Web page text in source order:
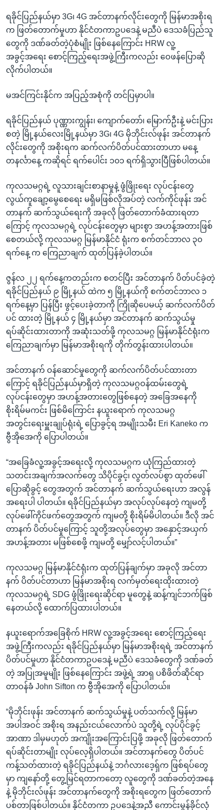
ရခိုင်ပြည်နယ်မှာ 3G၊ 4G အင်တာနက်လိုင်းတွေကို မြန်မာအစိုးရ
က ဖြတ်တောက်မှုဟာ နိုင်ငံတကာဥပဒေနဲ့ မညီပဲ ဒေသခံပြည်သူ
တွေကို ဒဏ်ခတ်တဲ့ပုံစံမျိုး ဖြစ်နေကြောင်း HRW လူ့
အခွင့်အရေး စောင့်ကြည့်ရေးအဖွဲ့ကြီးကလည်း ဝေဖန်ပြောဆို
လိုက်ပါတယ်။
မအင်ကြင်းနိုင်က အပြည့်အစုံကို တင်ပြမှာပါ။
ရခိုင်ပြည်နယ် ပုဏ္ဏားကျွန်း၊ ကျောက်တော်၊ မြောက်ဦးနဲ့ မင်းပြား
စတဲ့ မြို့နယ်လေးမြို့နယ်မှာ 3G၊ 4G မိုဘိုင်းလ်ဖုန်း အင်တာနက်
လိုင်းတွေကို အစိုးရက ဆက်လက်ပိတ်ပင်ထားတာဟာ မနေ့
တနင်္လာနေ့ ကဆိုရင် ရက်ပေါင်း ၁၀၁ ရက်ရှိသွားပြီဖြစ်ပါတယ်။
ကုလသမဂ္ဂရဲ့ လူသားချင်းစာနာမှုနဲ့ ဖွံဖြိုးရေး လုပ်ငန်းတွေ
လွယ်ကူချော့မွေစေရေး မရှိမဖြစ်လိုအပ်တဲ့ လက်ကိုင်ဖုန်း အင်
တာနက် ဆက်သွယ်ရေးကို အခုလို ဖြတ်တောက်ခံထားရတာ
ကြောင့် ကုလသမဂ္ဂရဲ့ လုပ်ငန်းတွေမှာ များစွာ အဟန့်အတားဖြစ်
စေတယ်လို့ ကုလသမဂ္ဂ မြန်မာနိုင်ငံ ရုံးက စက်တင်ဘာလ ၃၀
ရက်နေ့ က ကြေညာချက် ထုတ်ပြန်ခဲ့ပါတယ်။
ဇွန်လ ၂၂ ရက်နေ့ကတည်းက စတင်ပြီး အင်တာနက် ပိတ်ပင်ခဲ့တဲ့
ရခိုင်ပြည်နယ် ၉ မြို့နယ် ထဲက ၅ မြို့နယ်ကို စက်တင်ဘာလ ၁
ရက်နေ့မှာ ပြန်ပြီး ဖွင့်ပေးခဲ့တာကို ကြိုဆိုပေမယ့် ဆက်လက်ပိတ်
ပင် ထားတဲ့ မြို့နယ် ၄ မြို့နယ်မှာ အင်တာနက် ဆက်သွယ်မှု
ရပ်ဆိုင်းထားတာကို အဆုံးသတ်ဖို့ ကုလသမဂ္ဂ မြန်မာနိုင်ငံရုံးက
ကြေညာချက်မှာ မြန်မာအစိုးရကို တိုက်တွန်းထားပါတယ်။
အင်တာနက် ဝန်ဆောင်မှုတွေကို ဆက်လက်ပိတ်ပင်ထားတာ
ကြောင့် ရခိုင်ပြည်နယ်မှာရှိတဲ့ ကုလသမဂ္ဂဝန်ထမ်းတွေရဲ့
လုပ်ငန်းတွေမှာ အဟန့်အတားတွေဖြစ်နေတဲ့ အခြေအနေကို
စိုးရိမ်မကင်း ဖြစ်မိကြောင်း နယူးရောက် ကုလသမဂ္ဂ
အတွင်းရေးမှူးချုပ်ရုံးရဲ့ ပြောခွင့်ရ အမျိုးသမီး Eri Kaneko က
ဗွီအိုအေကို ပြောပါတယ်။
“အခြေခံလူ့အခွင့်အရေးလို့ ကုလသမဂ္ဂက ယုံကြည်ထားတဲ့
သတင်းအချက်အလက်တွေ သိပိုင်ခွင့်၊ လွတ်လပ်စွာ ထုတ်ဖေါ်
ပြောဆိုခွင့် တွေအတွက် အင်တာနက် ဆက်သွယ်ရေးဟာ အလွန်
အရေးပါ ပါတယ်။ ရခိုင်ပြည်နယ်မှာ အလုပ်လုပ်နေတဲ့ ကျမတို့
လုပ်ဖေါ်ကိုင်ဖက်တွေအတွက် ကျမတို့ စိုးရိမ်မိပါတယ်။ ဒီလို အင်
တာနက် ပိတ်ပင်မှုကြောင့် သူတို့အလုပ်တွေမှာ အနှောင့်အယှက်
အဟန့်အတား မဖြစ်စေဖို့ ကျမတို့ မျှော်လင့်ပါတယ်။”
ကုလသမဂ္ဂ မြန်မာနိုင်ငံရုံးက ထုတ်ပြန်ချက်မှာ အခုလို အင်တာ
နက် ပိတ်ပင်တာဟာ မြန်မာအစိုးရ လက်မှတ်ရေးထိုးထားတဲ့
ကုလသမဂ္ဂရဲ့ SDG ဖွံဖြိုးရေးဆိုင်ရာ မူတွေနဲ့ ဆန့်ကျင်ဘက်ဖြစ်
နေတယ်လို့ ထောက်ပြထားပါတယ်။
နယူးရောက်အခြေစိုက် HRW လူ့အခွင့်အရေး စောင့်ကြည့်ရေး
အဖွဲ့ကြီးကလည်း ရခိုင်ပြည်နယ်မှာ မြန်မာအစိုးရရဲ့ အင်တာနက်
ပိတ်ပင်မှုဟာ နိုင်ငံတကာဥပဒေနဲ့ မညီပဲ ဒေသခံတွေကို ဒဏ်ခတ်
တဲ့ အပြုအမူမျိုး ဖြစ်နေကြောင်း အဖွဲ့ရဲ့ အာရှ ပစိဖိတ်ဆိုင်ရာ
တာဝန်ခံ John Sifton က ဗွီအိုအေကို ပြောပါတယ်။
“မိုဘိုင်းဖုန်း အင်တာနက် ဆက်သွယ်မှုနဲ့ ပတ်သက်လို့ မြန်မာ
အပါအဝင် အစိုးရ အနည်းငယ်လောက်ပဲ သူတို့ရဲ့ လုပ်ပိုင်ခွင့်
အာဏာ ဒါမှမဟုတ် အကျိုးအကြောင်းပြဖို့ အခုလို ဖြတ်တောက်
ရပ်ဆိုင်းတာမျိုး လုပ်လေ့ရှိပါတယ်။ အင်တာနက်တွေ ပိတ်ပင်
ကန့်သတ်ထားတဲ့ ရခိုင်ပြည်နယ်နဲ့ ဘင်္ဂလားဒေ့ရှ်က ဖြစ်ရပ်တွေ
မှာ ကျနော်တို့ တွေ့မြင်ရတာကတော့ လူတွေကို ဒဏ်ခတ်တဲ့အနေ
နဲ့ မိုဘိုင်းလ်ဖုန်း အင်တာနက်တွေကို အစိုးရတွေက ဖြတ်တောက်
ပစ်တာဖြစ်ပါတယ်။ နိုင်ငံတကာ ဥပဒေနဲ့အညီ ကောင်းမွန်ခိုင်လုံ